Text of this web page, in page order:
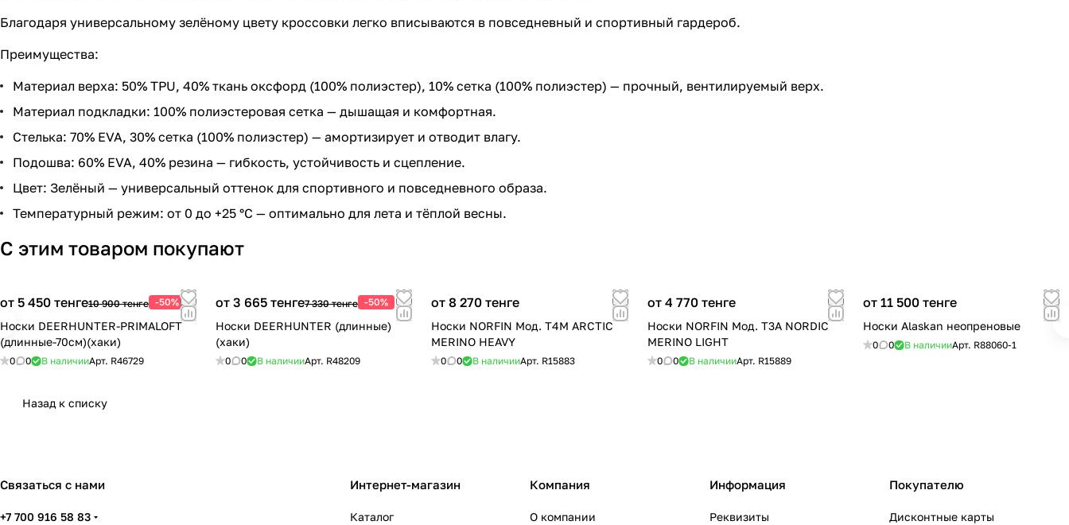
Благодаря универсальному зелёному цвету кроссовки легко вписываются в повседневный и спортивный гардероб.
Преимущества:
Материал верха: 50% TPU, 40% ткань оксфорд (100% полиэстер), 10% сетка (100% полиэстер) — прочный, вентилируемый верх.
Материал подкладки: 100% полиэстеровая сетка — дышащая и комфортная.
Стелька: 70% EVA, 30% сетка (100% полиэстер) — амортизирует и отводит влагу.
Подошва: 60% EVA, 40% резина — гибкость, устойчивость и сцепление.
Цвет: Зелёный — универсальный оттенок для спортивного и повседневного образа.
Температурный режим: от 0 до +25 °C — оптимально для лета и тёплой весны.
С этим товаром покупают
от 5 450 тенге10 900 тенге -50%
Носки DEERHUNTER-PRIMALOFT
(длинные-70см)(хаки)
0 0 В наличииАрт. R46729
от 3 665 тенге7 330 тенге -50%
Носки DEERHUNTER (длинные)
(хаки)
0 0 В наличииАрт. R48209
от 8 270 тенге
Носки NORFIN Мод. T4M ARCTIC
MERINO HEAVY
0 0 В наличииАрт. R15883
от 4 770 тенге
Носки NORFIN Мод. T3A NORDIC
MERINO LIGHT
0 0 В наличииАрт. R15889
от 11 500 тенге
Носки Alaskan неопреновые
0 0 В наличииАрт. R88060-1
Назад к списку
Связаться с нами
+7 700 916 58 83
Интернет-магазин
Каталог
Компания
О компании
Информация
Реквизиты
Покупателю
Дисконтные карты